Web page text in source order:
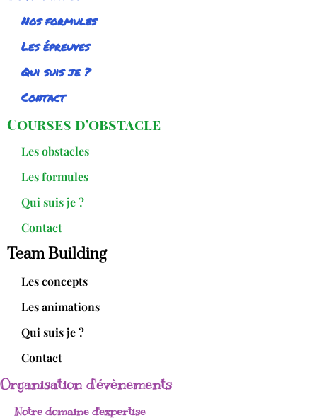
Nos formules
Les épreuves
Qui suis je ?
Contact
Courses d'obstacle
Les obstacles
Les formules
Qui suis je ?
Contact
Team Building
Les concepts
Les animations
Qui suis je ?
Contact
Organisation d'évènements
Notre domaine d'expertise